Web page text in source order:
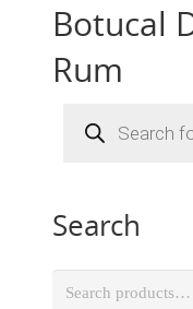
Botucal
Rum
search
Search
Search